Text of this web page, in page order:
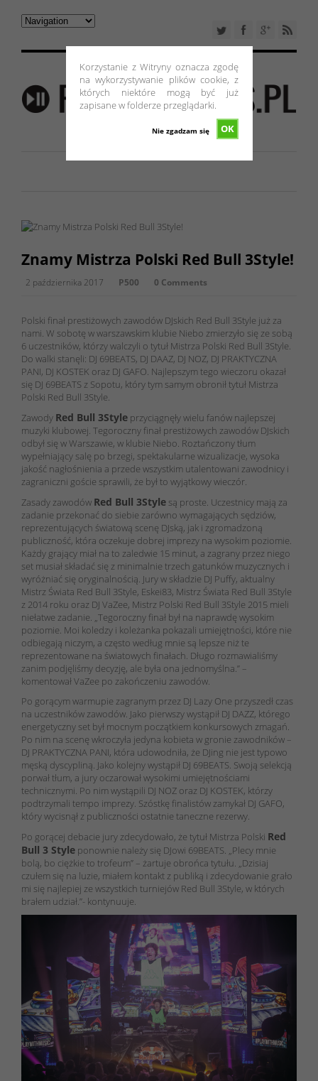
Korzystanie z Witryny oznacza zgodę
na wykorzystywanie plików cookie, z
których niektóre mogą być już
zapisane w folderze przeglądarki.
OK
Nie zgadzam się
Znamy Mistrza Polski Red Bull 3Style!
2 października 2017 P500 0 Comments
Polski finał prestiżowych zawodów DJskich Red Bull 3Style już za
nami. W sobotę w warszawskim klubie Niebo zmierzyło się ze sobą
6 uczestników, którzy walczyli o tytuł Mistrza Polski Red Bull 3Style.
Do walki stanęli: DJ 69BEATS, DJ DAAZ, DJ NOZ, DJ PRAKTYCZNA
PANI, DJ KOSTEK oraz DJ GAFO. Najlepszym tego wieczoru okazał
się DJ 69BEATS z Sopotu, który tym samym obronił tytuł Mistrza
Polski Red Bull 3Style.
Zawody Red Bull 3Style przyciągnęły wielu fanów najlepszej
muzyki klubowej. Tegoroczny finał prestiżowych zawodów DJskich
odbył się w Warszawie, w klubie Niebo. Roztańczony tłum
wypełniający salę po brzegi, spektakularne wizualizacje, wysoka
jakość nagłośnienia a przede wszystkim utalentowani zawodnicy i
zagraniczni goście sprawili, że był to wyjątkowy wieczór.
Zasady zawodów Red Bull 3Style są proste. Uczestnicy mają za
zadanie przekonać do siebie zarówno wymagających sędziów,
reprezentujących światową scenę DJską, jak i zgromadzoną
publiczność, która oczekuje dobrej imprezy na wysokim poziomie.
Każdy grający miał na to zaledwie 15 minut, a zagrany przez niego
set musiał składać się z minimalnie trzech gatunków muzycznych i
wyróżniać się oryginalnością. Jury w składzie DJ Puffy, aktualny
Mistrz Świata Red Bull 3Style, Eskei83, Mistrz Świata Red Bull 3Style
z 2014 roku oraz DJ VaZee, Mistrz Polski Red Bull 3Style 2015 mieli
niełatwe zadanie. „Tegoroczny finał był na naprawdę wysokim
poziomie. Moi koledzy i koleżanka pokazali umiejętności, które nie
odbiegają niczym, a często według mnie są lepsze niż te
reprezentowane na światowych finałach. Długo rozmawialiśmy
zanim podjęliśmy decyzję, ale była ona jednomyślna.” –
komentował VaZee po zakończeniu zawodów.
Po gorącym warmupie zagranym przez DJ Lazy One przyszedł czas
na uczestników zawodów. Jako pierwszy wystąpił DJ DAZZ, którego
energetyczny set był mocnym początkiem konkursowych zmagań.
Po nim na scenę wkroczyła jedyna kobieta w gronie zawodników –
DJ PRAKTYCZNA PANI, która udowodniła, że DJing nie jest typowo
męską dyscypliną. Jako kolejny wystąpił DJ 69BEATS. Swoją selekcją
porwał tłum, a jury oczarował wysokimi umiejętnościami
technicznymi. Po nim wystąpili DJ NOZ oraz DJ KOSTEK, którzy
podtrzymali tempo imprezy. Szóstkę finalistów zamykał DJ GAFO,
który wycisnął z publiczności ostatnie taneczne rezerwy.
Po gorącej debacie jury zdecydowało, że tytuł Mistrza Polski Red
Bull 3 Style ponownie należy się DJowi 69BEATS. „Plecy mnie
bolą, bo ciężkie to trofeum” – żartuje obrońca tytułu. „Dzisiaj
czułem się na luzie, miałem kontakt z publiką i zdecydowanie grało
mi się najlepiej ze wszystkich turniejów Red Bull 3Style, w których
brałem udział.”- kontynuuje.